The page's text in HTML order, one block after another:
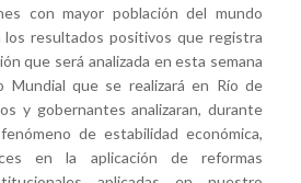
con mayor población del mundo
los resultados positivos que registra
que será analizada en esta semana
Mundial que se realizará en Río de
y gobernantes analizaran, durante
de estabilidad económica,
en la aplicación de reformas